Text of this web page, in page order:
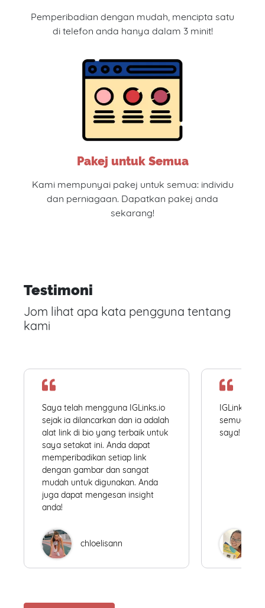
Pemperibadian dengan mudah, mencipta satu
di telefon anda hanya dalam 3 minit!
Pakej untuk Semua
Kami mempunyai pakej untuk semua: individu
dan perniagaan. Dapatkan pakej anda
sekarang!
Testimoni
Jom lihat apa kata pengguna tentang
kami
Saya telah mengguna IGLinks.io
sejak ia dilancarkan dan ia adalah
alat link di bio yang terbaik untuk
saya setakat ini. Anda dapat
memperibadikan setiap link
dengan gambar dan sangat
mudah untuk digunakan. Anda
juga dapat mengesan insight
anda!
chloelisann
IGLinks.io
semua
saya!